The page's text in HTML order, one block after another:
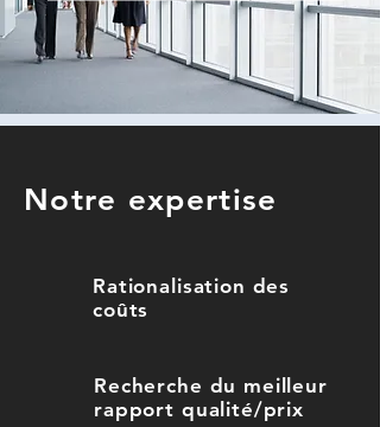
Notre expertise
Rationalisation des
coûts
Recherche du meilleur
rapport qualité/prix